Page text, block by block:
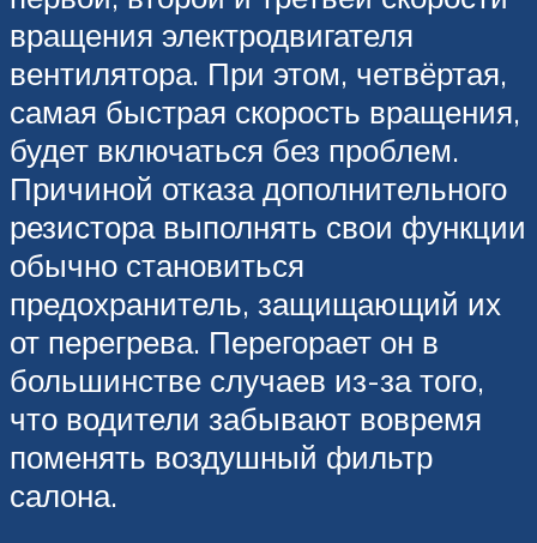
вращения электродвигателя
вентилятора. При этом, четвёртая,
самая быстрая скорость вращения,
будет включаться без проблем.
Причиной отказа дополнительного
резистора выполнять свои функции
обычно становиться
предохранитель, защищающий их
от перегрева. Перегорает он в
большинстве случаев из-за того,
что водители забывают вовремя
поменять воздушный фильтр
салона.